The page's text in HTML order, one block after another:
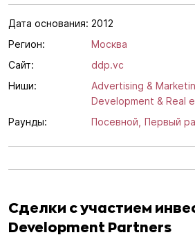
Дата основания: 2012
Регион:
Москва
Сайт:
ddp.vc
Ниши:
Advertising &
Development & Real
Раунды:
Посевной, Первый
Сделки с участием
Development Partners